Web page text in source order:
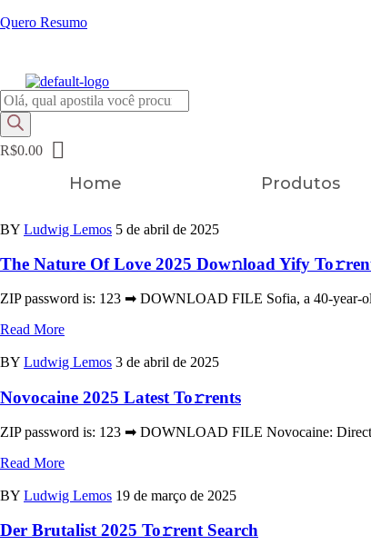
Quero Resumo
Pesquisar
produtos
R$0.00
Home Produtos
BY Ludwig Lemos 5 de abril de 2025
The Nature Of Love 2025 Dow𝚗load Yify
ZIP password is: 123 ➡ DOWNLOAD FILE Sofia, a 40-year-
Read More
BY Ludwig Lemos 3 de abril de 2025
Novocaine 2025 Latest To𝚛rents
ZIP password is: 123 ➡ DOWNLOAD FILE Novocaine:
Read More
BY Ludwig Lemos 19 de março de 2025
Der Brutalist 2025 To𝚛rent Search